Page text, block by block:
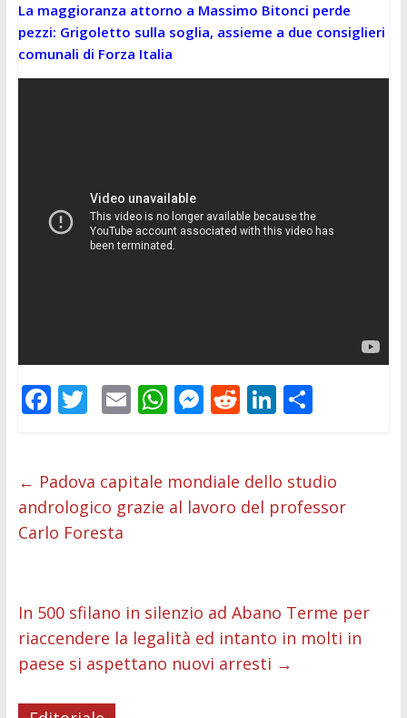
La maggioranza attorno a Massimo Bitonci perde
pezzi: Grigoletto sulla soglia, assieme a due consiglieri
comunali di Forza Italia
F
b
o
o
T
er
E
l
W
s
A
M
e
n
R
di
t
Li
e
dI
C
di
vi
← Padova capitale mondiale dello studio
andrologico grazie al lavoro del professor
Carlo Foresta
In 500 sfilano in silenzio ad Abano Terme per
riaccendere la legalità ed intanto in molti in
paese si aspettano nuovi arresti →